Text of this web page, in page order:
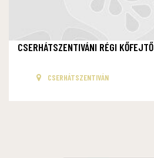
CSERHÁTSZENTIVÁNI RÉGI KŐFEJTŐ
CSERHÁTSZENTIVÁN